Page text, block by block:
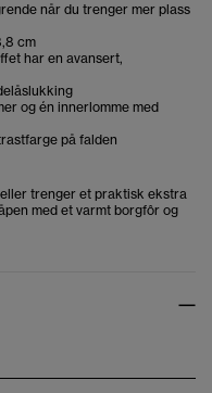
når du trenger mer plass
cm
har en avansert,
og én innerlomme med
på falden
trenger et praktisk ekstra
med et varmt borgfôr og